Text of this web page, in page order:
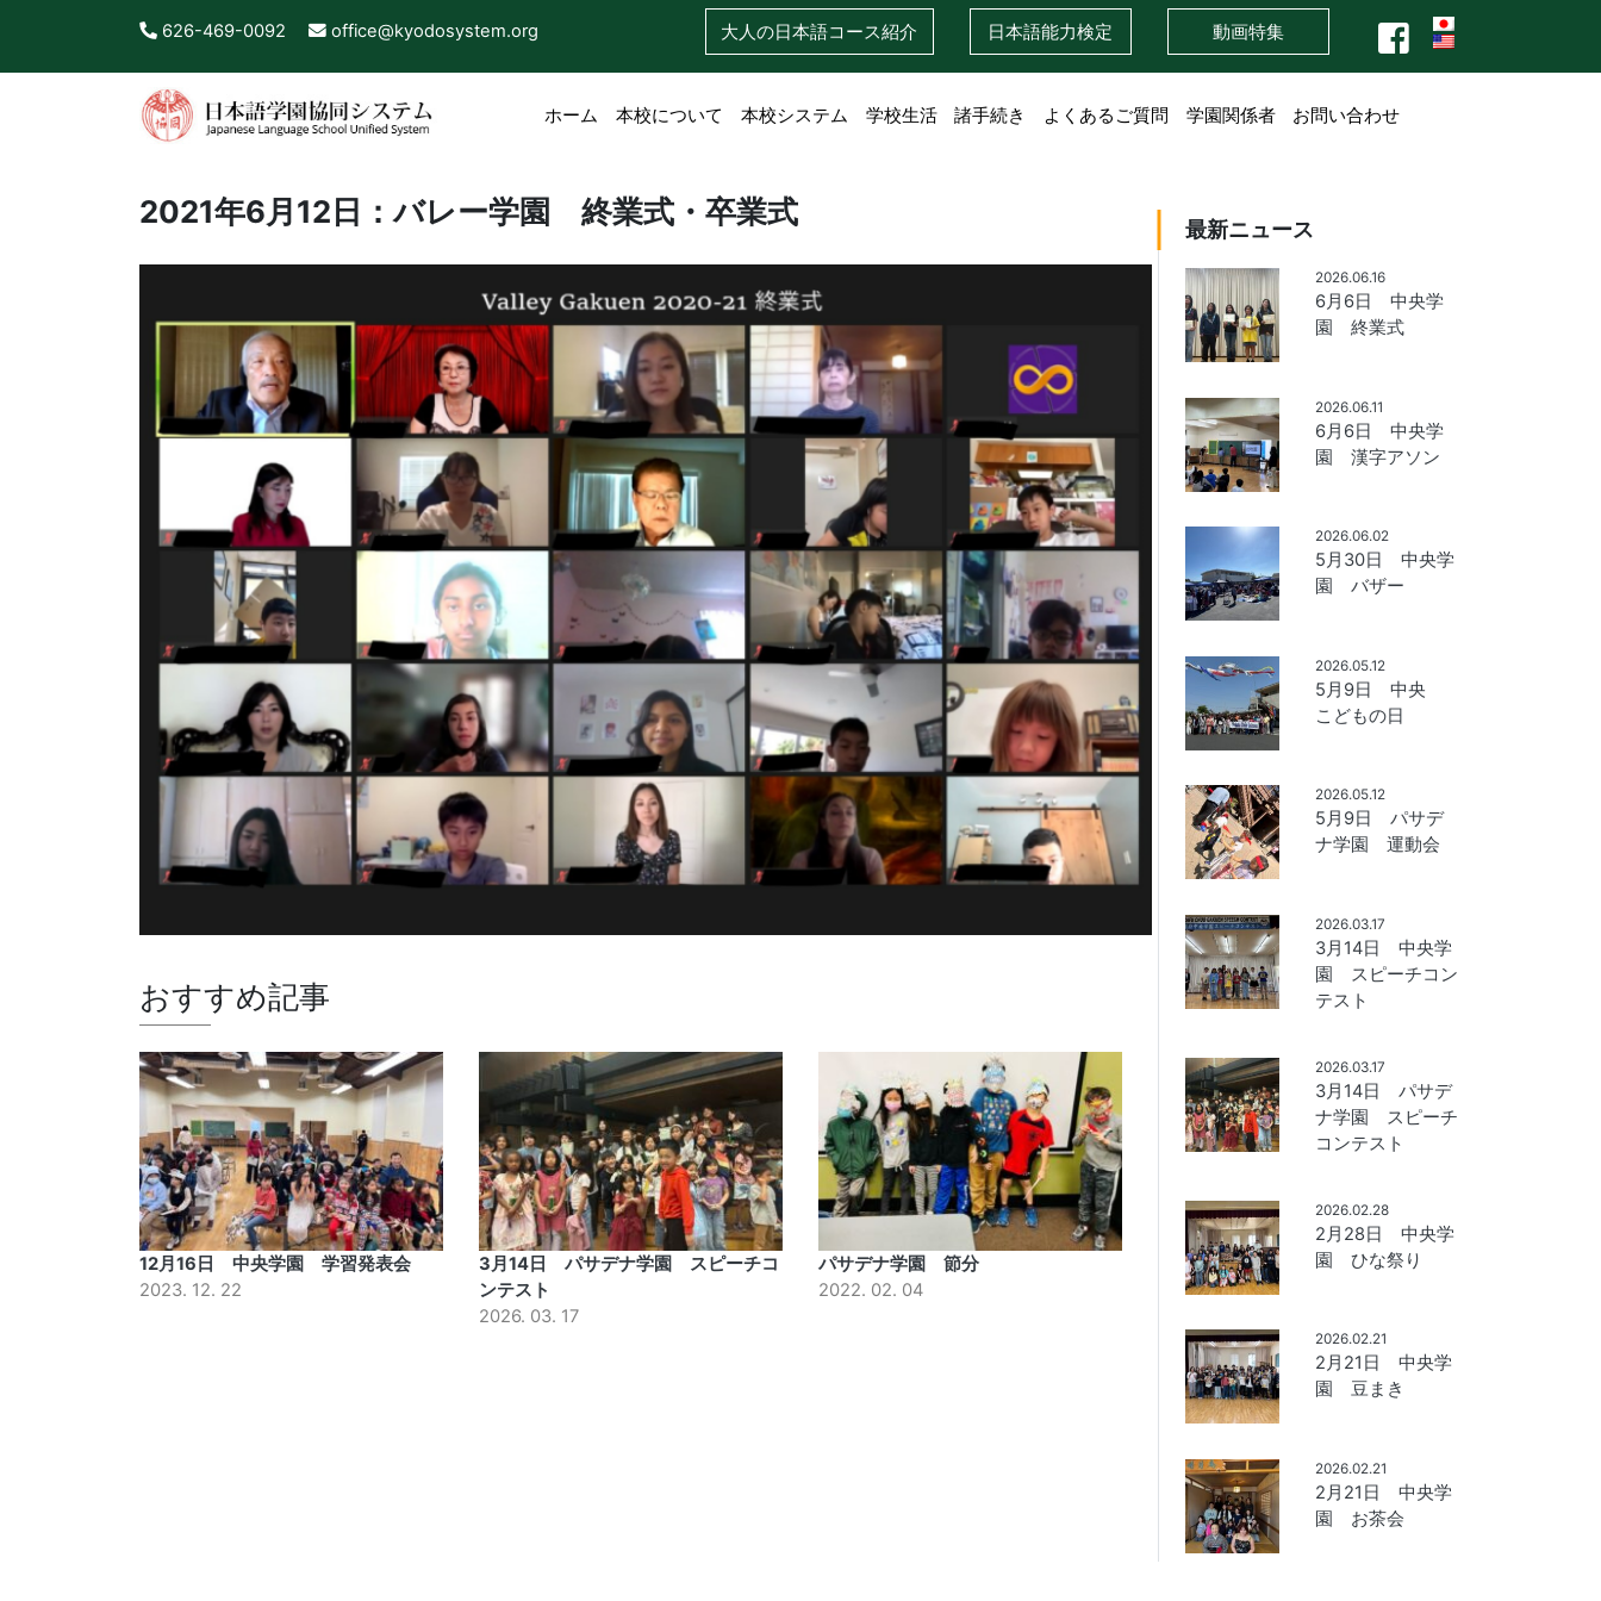
626-469-0092 office@kyodosystem.org 大人の日本語コース紹介 日本語能力検定 動画特集
ホーム 本校について 本校システム 学校生活 諸手続き よくあるご質問 学園関係者 お問い合わせ
2021年6月12日：バレー学園 終業式・卒業式
おすすめ記事
12月16日 中央学園 学習発表会
2023. 12. 22
3月14日 パサデナ学園 スピーチコ
ンテスト
2026. 03. 17
パサデナ学園 節分
2022. 02. 04
最新ニュース
2026.06.16
6月6日 中央学
園 終業式
2026.06.11
6月6日 中央学
園 漢字アソン
2026.06.02
5月30日 中央学
園 バザー
2026.05.12
5月9日 中央
こどもの日
2026.05.12
5月9日 パサデ
ナ学園 運動会
2026.03.17
3月14日 中央学
園 スピーチコン
テスト
2026.03.17
3月14日 パサデ
ナ学園 スピーチ
コンテスト
2026.02.28
2月28日 中央学
園 ひな祭り
2026.02.21
2月21日 中央学
園 豆まき
2026.02.21
2月21日 中央学
園 お茶会